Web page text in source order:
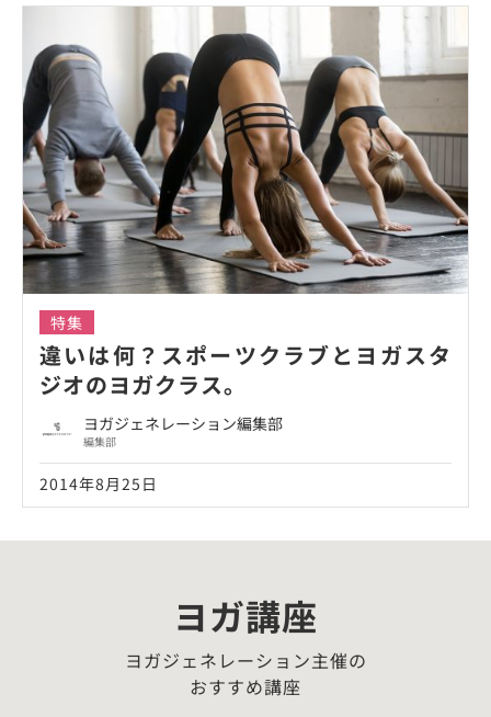
特集
違いは何？スポーツクラブとヨガスタ
ジオのヨガクラス。
ヨガジェネレーション編集部
編集部
2014年8月25日
ヨガ講座
ヨガジェネレーション主催の
おすすめ講座